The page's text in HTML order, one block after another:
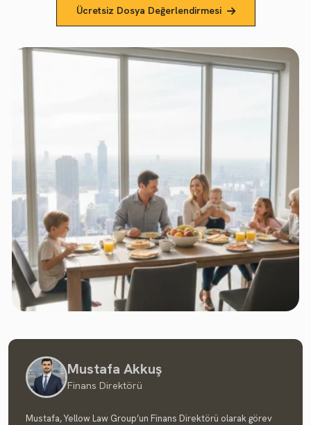
Ücretsiz Dosya Değerlendirmesi
Mustafa Akkuş
Finans Direktörü
Mustafa, Yellow Law Group’un Finans Direktörü olarak görev